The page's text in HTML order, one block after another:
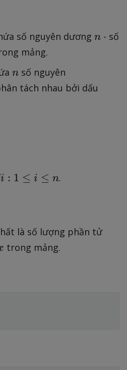
,.
_
số nguyên dương n
n - số
mảng.
n
n số nguyên
_
s
tách nhau bởi dấu
i : 1 ≤ i ≤ n.
là số lượng phần tử
trong mảng.